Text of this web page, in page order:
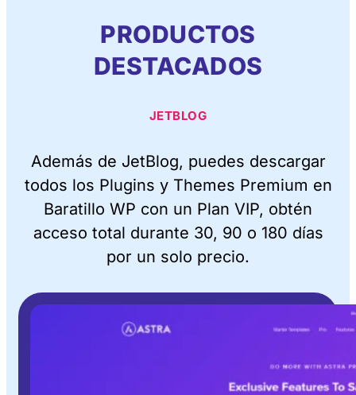
PRODUCTOS
DESTACADOS
JETBLOG
Además de JetBlog, puedes descargar
todos los Plugins y Themes Premium en
Baratillo WP con un Plan VIP, obtén
acceso total durante 30, 90 o 180 días
por un solo precio.